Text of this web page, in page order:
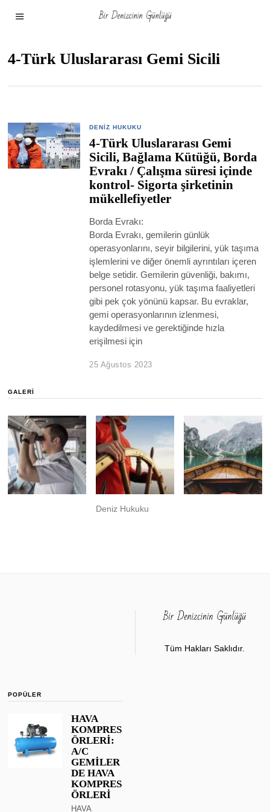
4-Türk Uluslararası Gemi Sicili
DENIZ HUKUKU
4-Türk Uluslararası Gemi
Sicili, Bağlama Kütüğü, Borda
Evrakı / Çalışma süresi içinde
kontrol- Sigorta şirketinin
mükellefiyetler
Borda Evrakı:
Borda Evrakı, gemilerin günlük
operasyonlarını, seyir bilgilerini, yük taşıma
işlemlerini ve diğer önemli ayrıntıları içeren
belge setidir. Gemilerin güvenliği, bakımı,
personel rotasyonu, yük taşıma faaliyetleri
gibi pek çok yönünü kapsar. Bu evraklar,
gemi operasyonlarının izlenmesi,
kaydedilmesi ve gerektiğinde hızla
erişilmesi için
25 Ağustos 2023
GALERI
Deniz Hukuku
Tüm Hakları Saklıdır.
POPÜLER
HAVA
KOMPRES
ÖRLERİ:
A/C
GEMİLER
DE HAVA
KOMPRES
ÖRLERİ
HAVA